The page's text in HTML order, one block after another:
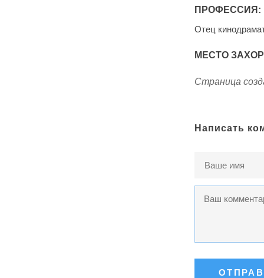
ПРОФЕССИЯ:
Отец
МЕСТО
Страница
Написать